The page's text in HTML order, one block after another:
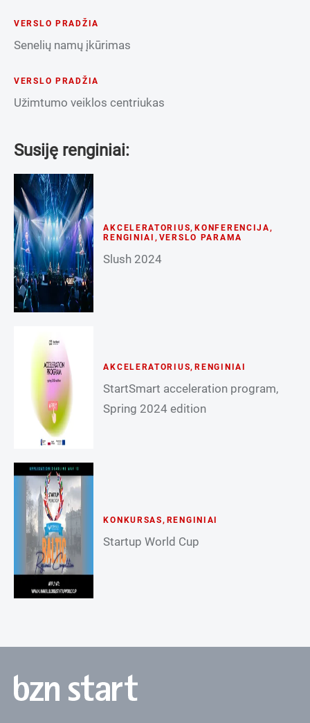
VERSLO PRADŽIA
Senelių namų įkūrimas
VERSLO PRADŽIA
Užimtumo veiklos centriukas
Susiję renginiai:
AKCELERATORIUS, KONFERENCIJA,
RENGINIAI , VERSLO PARAMA
Slush 2024
AKCELERATORIUS, RENGINIAI
StartSmart acceleration program,
Spring 2024 edition
KONKURSAS, RENGINIAI
Startup World Cup